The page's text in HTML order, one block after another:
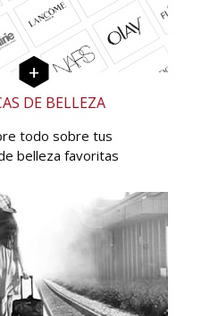
DE BELLEZA
todo sobre tus
belleza favoritas